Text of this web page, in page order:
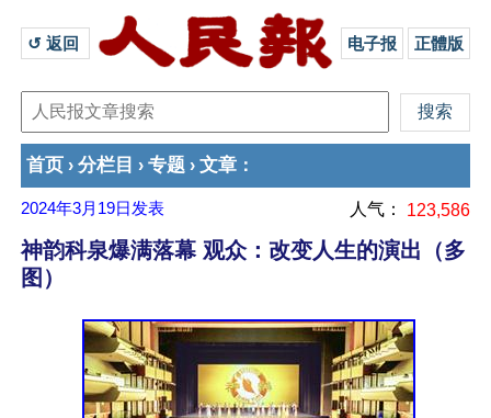
↺ 返回 电子报 正體版
首页 › 分栏目 › 专题 › 文章 ：
2024年3月19日 发表 人气： 123,586
神韵科泉爆满落幕 观众：改变人生的演出（多
图）